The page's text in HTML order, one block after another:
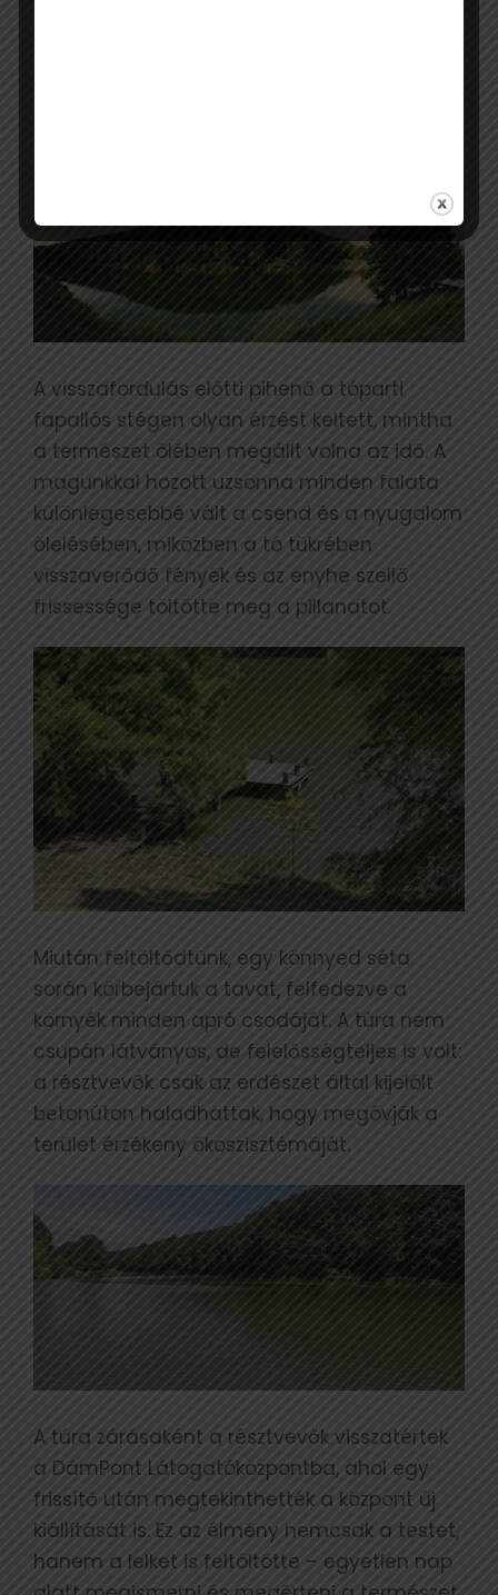
A visszafordulás előtti pihenő a tóparti
fapallós stégen olyan érzést keltett, mintha
a természet ölében megállt volna az idő. A
magunkkal hozott uzsonna minden falata
különlegesebbé vált a csend és a nyugalom
ölelésében, miközben a tó tükrében
visszaverődő fények és az enyhe szellő
frissessége töltötte meg a pillanatot.
Miután feltöltődtünk, egy könnyed séta
során körbejártuk a tavat, felfedezve a
környék minden apró csodáját. A túra nem
csupán látványos, de felelősségteljes is volt:
a résztvevők csak az erdészet által kijelölt
betonúton haladhattak, hogy megóvják a
terület érzékeny ökoszisztémáját.
A túra zárásaként a résztvevők visszatértek
a DámPont Látogatóközpontba, ahol egy
frissítő után megtekinthették a központ új
kiállítását is. Ez az élmény nemcsak a testet,
hanem a lelket is feltöltötte – egyetlen nap